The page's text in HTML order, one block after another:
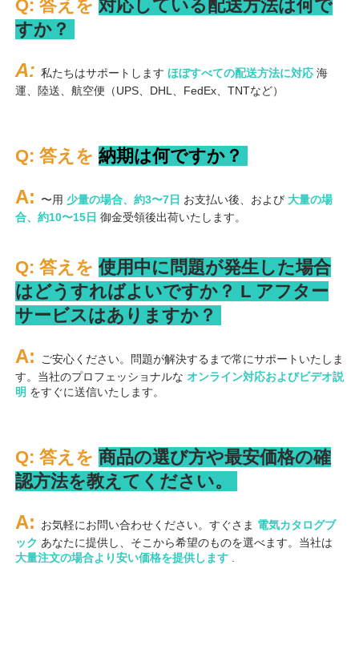
Q: 答えを 対応している配送方法は何で
すか？
A: 私たちはサポートします ほぼすべての配送方法に対応 海
運、陸送、航空便（UPS、DHL、FedEx、TNTなど）
Q: 答えを 納期は何ですか？
A: 〜用 少量の場合、約3〜7日 お支払い後、および 大量の場
合、約10〜15日 御金受領後出荷いたします。
Q: 答えを 使用中に問題が発生した場合
はどうすればよいですか？ L アフター
サービスはありますか？
A:
ご安心ください。問題が解決するまで常にサポートいたしま
す。当社のプロフェッショナルな オンライン対応およびビデオ説
明 をすぐに送信いたします。
Q: 答えを 商品の選び方や最安価格の確
認方法を教えてください。
A: お気軽にお問い合わせください。すぐさま 電気カタログブ
ック
大量注文の場合より安い価格を提供します